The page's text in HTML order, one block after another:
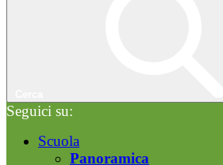
Seguici su:
Scuola
Panoramica